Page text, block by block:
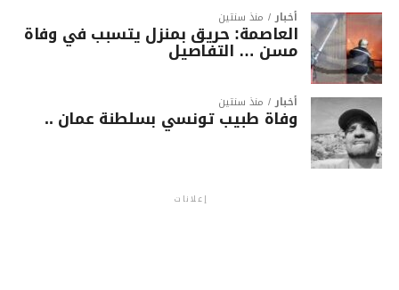
أخبار منذ سنتين
العاصمة: حريق بمنزل يتسبب في وفاة
مسن … التفاصيل
أخبار منذ سنتين
وفاة طبيب تونسي بسلطنة عمان ..
إعلانات